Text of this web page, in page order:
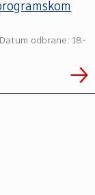
odbrane: 18-